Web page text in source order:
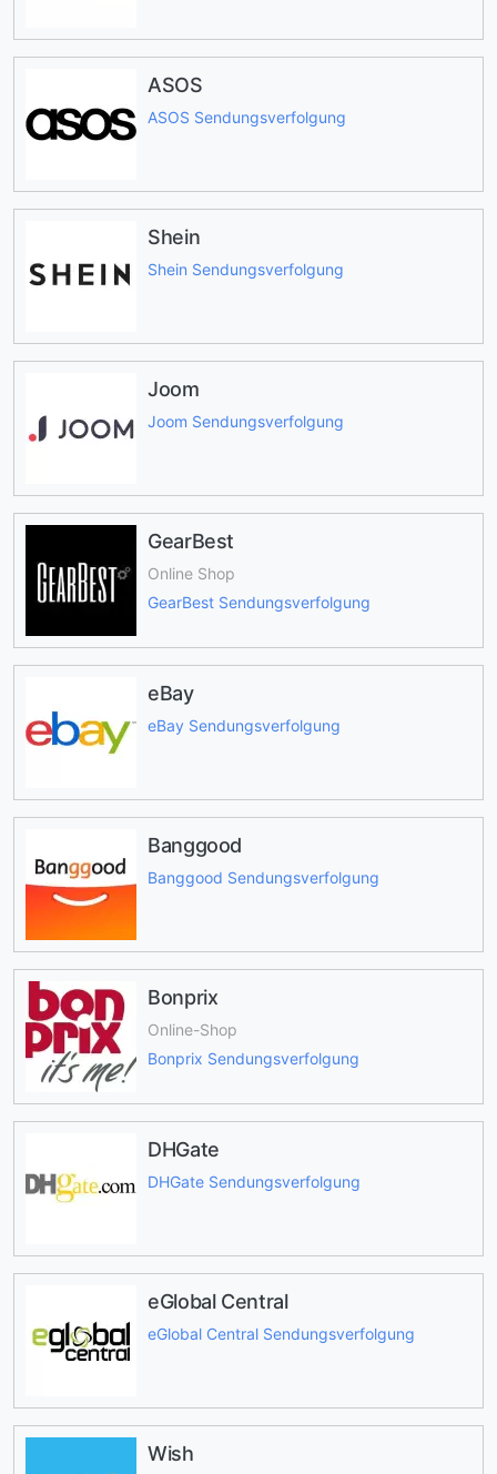
ASOS
ASOS Sendungsverfolgung
Shein
Shein Sendungsverfolgung
Joom
Joom Sendungsverfolgung
GearBest
Online Shop
GearBest Sendungsverfolgung
eBay
eBay Sendungsverfolgung
Banggood
Banggood Sendungsverfolgung
Bonprix
Online-Shop
Bonprix Sendungsverfolgung
DHGate
DHGate Sendungsverfolgung
eGlobal Central
eGlobal Central Sendungsverfolgung
Wish